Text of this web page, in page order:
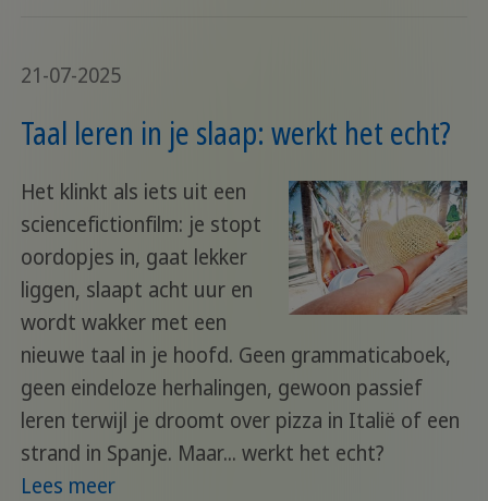
21-07-2025
Taal leren in je slaap: werkt het echt?
Het klinkt als iets uit een
sciencefictionfilm: je stopt
oordopjes in, gaat lekker
liggen, slaapt acht uur en
wordt wakker met een
nieuwe taal in je hoofd. Geen grammaticaboek,
geen eindeloze herhalingen, gewoon passief
leren terwijl je droomt over pizza in Italië of een
strand in Spanje. Maar... werkt het echt?
Lees meer